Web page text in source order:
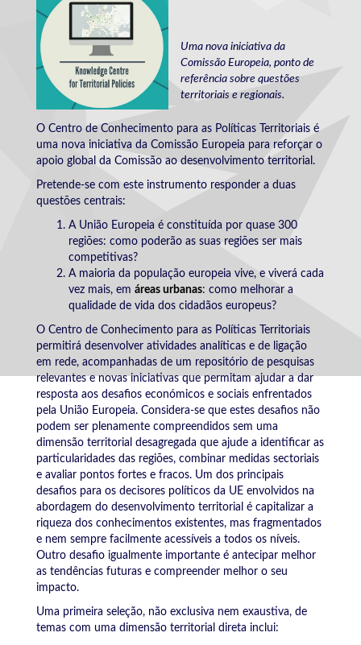
Uma nova iniciativa da
Comissão Europeia, ponto de
referência sobre questões
territoriais e regionais.
O Centro de Conhecimento para as Políticas Territoriais é
uma nova iniciativa da Comissão Europeia para reforçar o
apoio global da Comissão ao desenvolvimento territorial.
Pretende-se com este instrumento responder a duas
questões centrais:
A União Europeia é constituída por quase 300
regiões: como poderão as suas regiões ser mais
competitivas?
A maioria da população europeia vive, e viverá cada
vez mais, em áreas urbanas: como melhorar a
qualidade de vida dos cidadãos europeus?
O Centro de Conhecimento para as Políticas Territoriais
permitirá desenvolver atividades analíticas e de ligação
em rede, acompanhadas de um repositório de pesquisas
relevantes e novas iniciativas que permitam ajudar a dar
resposta aos desafios económicos e sociais enfrentados
pela União Europeia. Considera-se que estes desafios não
podem ser plenamente compreendidos sem uma
dimensão territorial desagregada que ajude a identificar as
particularidades das regiões, combinar medidas sectoriais
e avaliar pontos fortes e fracos. Um dos principais
desafios para os decisores políticos da UE envolvidos na
abordagem do desenvolvimento territorial é capitalizar a
riqueza dos conhecimentos existentes, mas fragmentados
e nem sempre facilmente acessíveis a todos os níveis.
Outro desafio igualmente importante é antecipar melhor
as tendências futuras e compreender melhor o seu
impacto.
Uma primeira seleção, não exclusiva nem exaustiva, de
temas com uma dimensão territorial direta inclui: